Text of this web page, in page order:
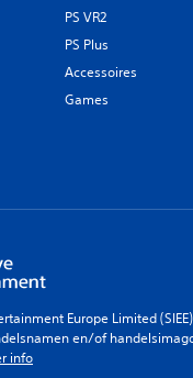
PS VR2
PS Plus
Accessoires
Games
Europe Limited (SIEE)
en/of
info